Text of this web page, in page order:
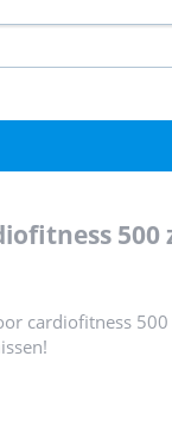
cardiofitness